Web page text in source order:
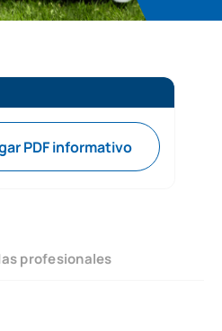
PDF informativo
profesionales